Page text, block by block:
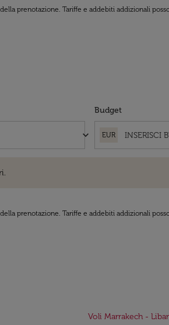
prenotazione. Tariffe e addebiti addizionali
keyboard_arrow_down
Budget
EUR
prenotazione. Tariffe e addebiti addizionali
Voli Marrakech -